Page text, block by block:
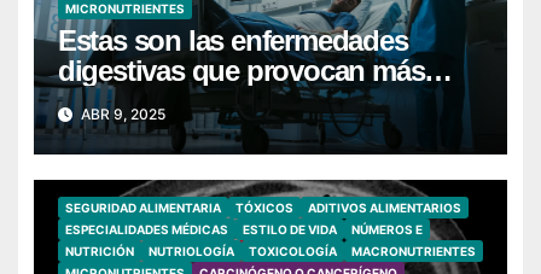
MICRONUTRIENTES
Estas son las enfermedades
digestivas que provocan más
hospitalizaciones en España
ABR 9, 2025
SEGURIDAD ALIMENTARIA TÓXICOS
ADITIVOS ALIMENTARIOS
ESPECIALIDADES MÉDICAS
ESTILO DE VIDA
NÚMEROS E
NUTRICIÓN
NUTRIOLOGÍA TOXICOLOGÍA
MACRONUTRIENTES